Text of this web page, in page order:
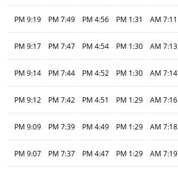
7:11 AM
1:31 PM
4:56 PM
7:49 PM
9:19 PM
7:13 AM
1:30 PM
4:54 PM
7:47 PM
9:17 PM
7:14 AM
1:30 PM
4:52 PM
7:44 PM
9:14 PM
7:16 AM
1:29 PM
4:51 PM
7:42 PM
9:12 PM
7:18 AM
1:29 PM
4:49 PM
7:39 PM
9:09 PM
7:19 AM
1:29 PM
4:47 PM
7:37 PM
9:07 PM